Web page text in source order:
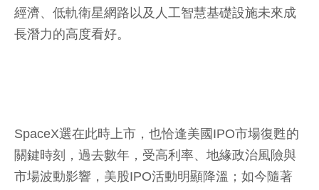
經濟、低軌衛星網路以及人工智慧基礎設施未來成
長潛力的高度看好。
SpaceX選在此時上市，也恰逢美國IPO市場復甦的
關鍵時刻，過去數年，受高利率、地緣政治風險與
市場波動影響，美股IPO活動明顯降溫；如今隨著